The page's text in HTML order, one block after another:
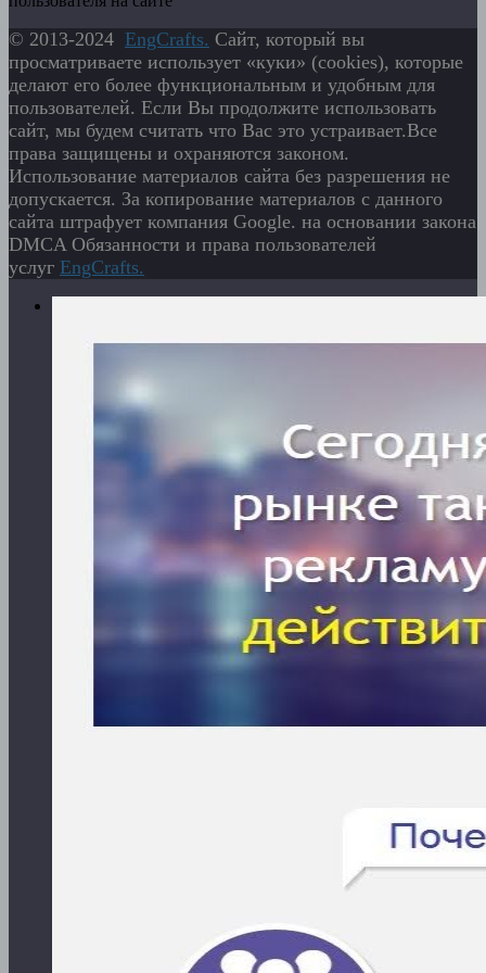
© 2013-2024 EngСrafts. Сайт, который вы
просматриваете использует «куки» (cookies), которые
делают его более функциональным и удобным для
пользователей. Если Вы продолжите использовать
сайт, мы будем считать что Вас это устраивает.Все
права защищены и охраняются законом.
Использование материалов сайта без разрешения не
допускается. За копирование материалов с данного
сайта штрафует компания Google. на основании закона
DMCA Обязанности и права пользователей
услуг EngСrafts.